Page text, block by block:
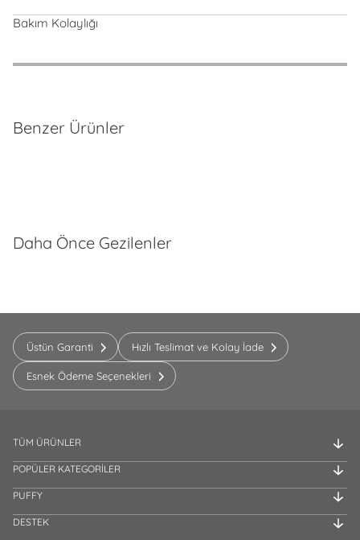
Bakım Kolaylığı
Özellikler
Ödeme Seçenekleri
Teslimat ve İade Koşulları
Benzer Ürünler
Daha Önce Gezilenler
Üstün Garanti Hızlı Teslimat ve Kolay İade
Esnek Ödeme Seçenekleri
TÜM ÜRÜNLER
POPÜLER KATEGORİLER
PUFFY
DESTEK